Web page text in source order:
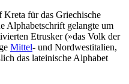
für das Griechische
Alphabetschrift gelangte um
Etrusker (»das Volk der
Mittel- und Nordwestitalien,
das lateinische Alphabet